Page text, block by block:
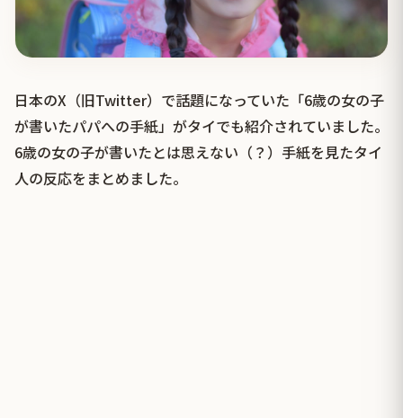
日本のX（旧Twitter）で話題になっていた「6歳の女の子
が書いたパパへの手紙」がタイでも紹介されていました。
6歳の女の子が書いたとは思えない（？）手紙を見たタイ
人の反応をまとめました。